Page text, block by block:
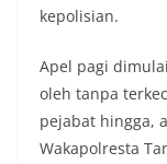
kepolisian.
Apel pagi
oleh tanpa
pejabat hingga,
Wakapolresta